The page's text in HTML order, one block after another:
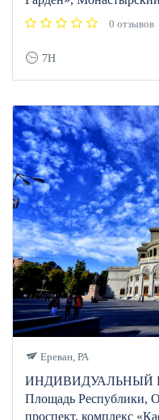
0 отзывов
7H
Ереван, РА
ИНДИВИДУАЛЬНЫЙ
Площадь Республики,
проспект, комплекс